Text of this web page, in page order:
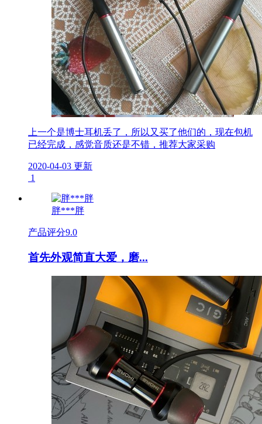
上一个是博士耳机丢了，所以又买了他们的，现在包机
已经完成，感觉音质还是不错，推荐大家采购
2020-04-03 更新
1
胖***胖
产品评分9.0
首先外观简直大爱，磨...